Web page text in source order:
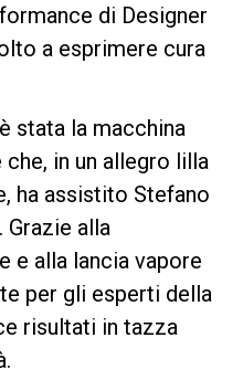
di Designer
a esprimere cura
stata la macchina
in un allegro lilla
ha assistito Stefano
Grazie alla
e alla lancia vapore
per gli esperti della
risultati in tazza